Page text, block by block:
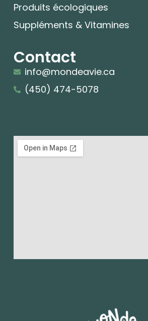
Produits écologiques
Suppléments & Vitamines
Contact
info@mondeavie.ca
(450) 474-5078